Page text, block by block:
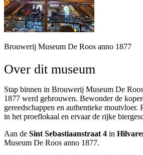
Brouwerij Museum De Roos anno 1877
Over dit museum
Stap binnen in Brouwerij Museum De
1877 werd gebrouwen. Bewonder de
gereedschappen en authentieke moutvloer.
in het proeflokaal en ervaar de rijke
Aan de Sint Sebastiaanstraat 4 in
Museum De Roos anno 1877.